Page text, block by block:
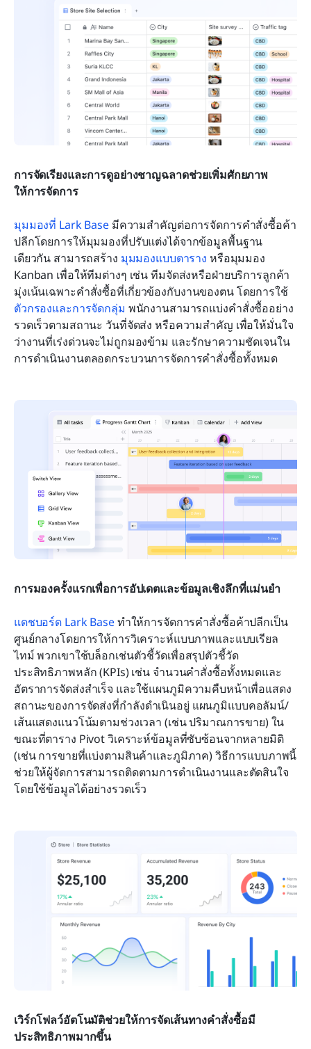
การจัดเรียงและการดูอย่างชาญฉลาดช่วยเพิ่มศักยภาพ
ให้การจัดการ
มุมมองที่ Lark Base มีความสำคัญต่อการจัดการคำสั่งซื้อค้า
ปลีกโดยการให้มุมมองที่ปรับแต่งได้จากข้อมูลพื้นฐาน
เดียวกัน สามารถสร้าง มุมมองแบบตาราง หรือมุมมอง
Kanban เพื่อให้ทีมต่างๆ เช่น ทีมจัดส่งหรือฝ่ายบริการลูกค้า
มุ่งเน้นเฉพาะคำสั่งซื้อที่เกี่ยวข้องกับงานของตน โดยการใช้
ตัวกรองและการจัดกลุ่ม พนักงานสามารถแบ่งคำสั่งซื้ออย่าง
รวดเร็วตามสถานะ วันที่จัดส่ง หรือความสำคัญ เพื่อให้มั่นใจ
ว่างานที่เร่งด่วนจะไม่ถูกมองข้าม และรักษาความชัดเจนใน
การดำเนินงานตลอดกระบวนการจัดการคำสั่งซื้อทั้งหมด
การมองครั้งแรกเพื่อการอัปเดตและข้อมูลเชิงลึกที่แม่นยำ
แดชบอร์ด Lark Base ทำให้การจัดการคำสั่งซื้อค้าปลีกเป็น
ศูนย์กลางโดยการให้การวิเคราะห์แบบภาพและแบบเรียล
ไทม์ พวกเขาใช้บล็อกเช่นตัวชี้วัดเพื่อสรุปตัวชี้วัด
ประสิทธิภาพหลัก (KPIs) เช่น จำนวนคำสั่งซื้อทั้งหมดและ
อัตราการจัดส่งสำเร็จ และใช้แผนภูมิความคืบหน้าเพื่อแสดง
สถานะของการจัดส่งที่กำลังดำเนินอยู่ แผนภูมิแบบคอลัมน์/
เส้นแสดงแนวโน้มตามช่วงเวลา (เช่น ปริมาณการขาย) ใน
ขณะที่ตาราง Pivot วิเคราะห์ข้อมูลที่ซับซ้อนจากหลายมิติ
(เช่น การขายที่แบ่งตามสินค้าและภูมิภาค) วิธีการแบบภาพนี้
ช่วยให้ผู้จัดการสามารถติดตามการดำเนินงานและตัดสินใจ
โดยใช้ข้อมูลได้อย่างรวดเร็ว
เวิร์กโฟลว์อัตโนมัติช่วยให้การจัดเส้นทางคำสั่งซื้อมี
ประสิทธิภาพมากขึ้น